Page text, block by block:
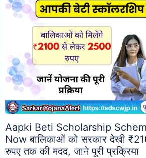
Aapki Beti Scholarship
Now बालिकाओं को सरकार देखी
रुपए तक की मदद, जाने पूरी प्रक्रिया